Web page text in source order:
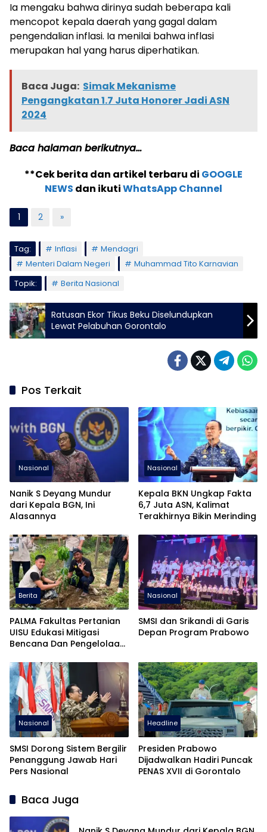
Ia mengaku bahwa dirinya sudah beberapa kali
mencopot kepala daerah yang gagal dalam
pengendalian inflasi. Ia menilai bahwa inflasi
merupakan hal yang harus diperhatikan.
Baca Juga: Simak Mekanisme
Pengangkatan 1.7 Juta Honorer Jadi ASN
2024
Baca halaman berikutnya…
**Cek berita dan artikel terbaru di GOOGLE
NEWS dan ikutiWhatsApp Channel
1 2 »
Tag: Inflasi
Mendagri
Menteri Dalam Negeri
Muhammad Tito Karnavian
Topik:
Berita Nasional
Ratusan Ekor Tikus Beku Diselundupkan
Lewat Pelabuhan Gorontalo
Pos Terkait
Nasional
Nanik S Deyang Mundur
dari Kepala BGN, Ini
Alasannya
Nasional
Kepala BKN Ungkap Fakta
6,7 Juta ASN, Kalimat
Terakhirnya Bikin Merinding
Berita
PALMA Fakultas Pertanian
UISU Edukasi Mitigasi
Bencana Dan Pengelolaan
Gapoktan Makmur Tani di
Aceh Tamiang
Nasional
SMSI dan Srikandi di Garis
Depan Program Prabowo
Nasional
SMSI Dorong Sistem Bergilir
Penanggung Jawab Hari
Pers Nasional
Headline
Presiden Prabowo
Dijadwalkan Hadiri Puncak
PENAS XVII di Gorontalo
Baca Juga